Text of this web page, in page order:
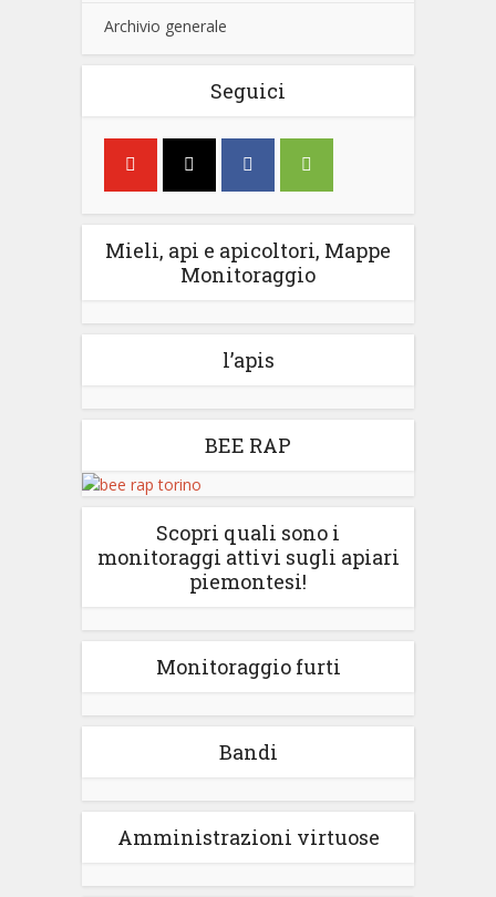
Archivio generale
Seguici
Mieli, api e apicoltori, Mappe
Monitoraggio
l’apis
BEE RAP
Scopri quali sono i
monitoraggi attivi sugli apiari
piemontesi!
Monitoraggio furti
Bandi
Amministrazioni virtuose